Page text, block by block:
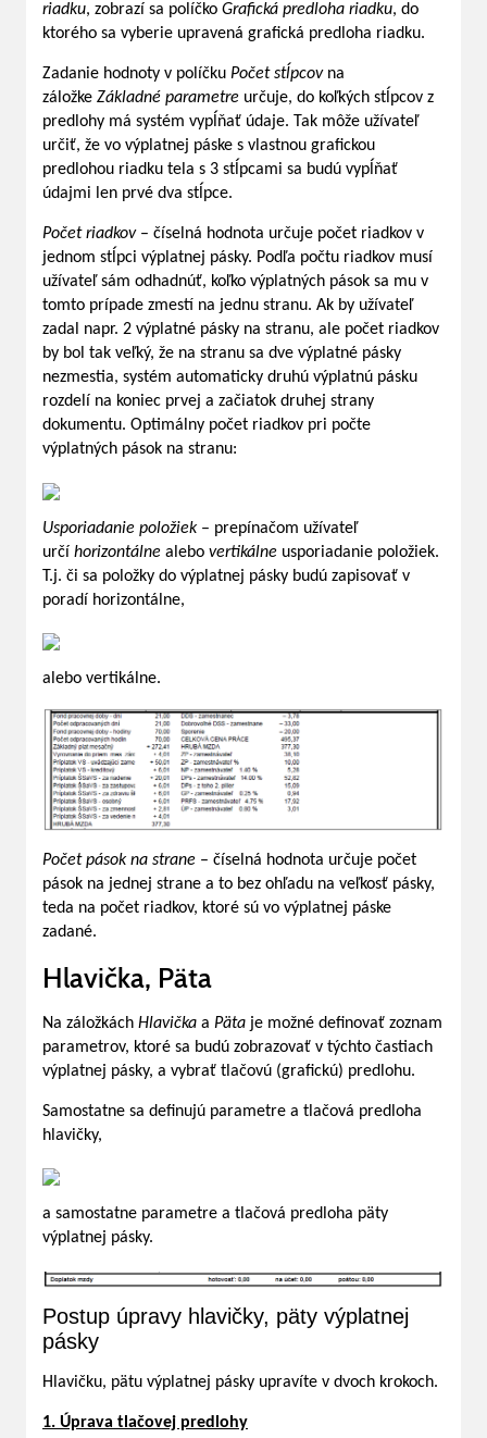
riadku, zobrazí sa políčko Grafická predloha riadku, do
ktorého sa vyberie upravená grafická predloha riadku.
Zadanie hodnoty v políčku Počet stĺpcov na
záložke Základné parametre určuje, do koľkých stĺpcov z
predlohy má systém vypĺňať údaje. Tak môže užívateľ
určiť, že vo výplatnej páske s vlastnou grafickou
predlohou riadku tela s 3 stĺpcami sa budú vypĺňať
údajmi len prvé dva stĺpce.
Počet riadkov– číselná hodnota určuje počet riadkov v
jednom stĺpci výplatnej pásky. Podľa počtu riadkov musí
užívateľ sám odhadnúť, koľko výplatných pások sa mu v
tomto prípade zmestí na jednu stranu. Ak by užívateľ
zadal napr. 2 výplatné pásky na stranu, ale počet riadkov
by bol tak veľký, že na stranu sa dve výplatné pásky
nezmestia, systém automaticky druhú výplatnú pásku
rozdelí na koniec prvej a začiatok druhej strany
dokumentu. Optimálny počet riadkov pri počte
výplatných pások na stranu:
Usporiadanie položiek – prepínačom užívateľ
určí horizontálne alebo vertikálne usporiadanie položiek.
T.j. či sa položky do výplatnej pásky budú zapisovať v
poradí horizontálne,
alebo vertikálne.
Počet pások na strane – číselná hodnota určuje počet
pások na jednej strane a to bez ohľadu na veľkosť pásky,
teda na počet riadkov, ktoré sú vo výplatnej páske
zadané.
Hlavička, Päta
Na záložkách Hlavička a Päta je možné definovať zoznam
parametrov, ktoré sa budú zobrazovať v týchto častiach
výplatnej pásky, a vybrať tlačovú (grafickú) predlohu.
Samostatne sa definujú parametre a tlačová predloha
hlavičky,
a samostatne parametre a tlačová predloha päty
výplatnej pásky.
Postup úpravy hlavičky, päty výplatnej
pásky
Hlavičku, pätu výplatnej pásky upravíte v dvoch krokoch.
1. Úprava tlačovej predlohy